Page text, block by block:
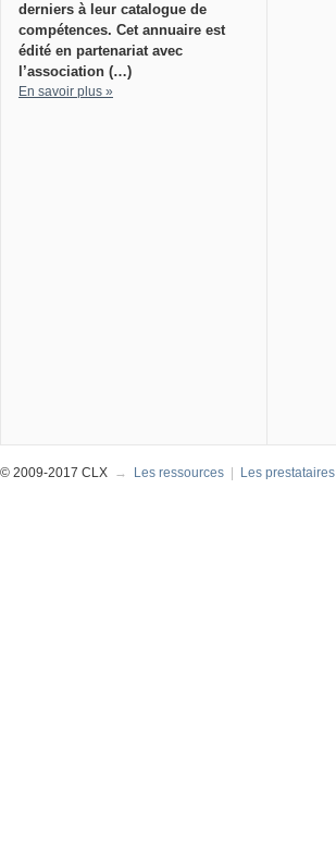
derniers à leur catalogue de
compétences. Cet annuaire est
édité en partenariat avec
l’association (…)
En savoir plus »
© 2009-2017 CLX → Les ressources Les prestataires